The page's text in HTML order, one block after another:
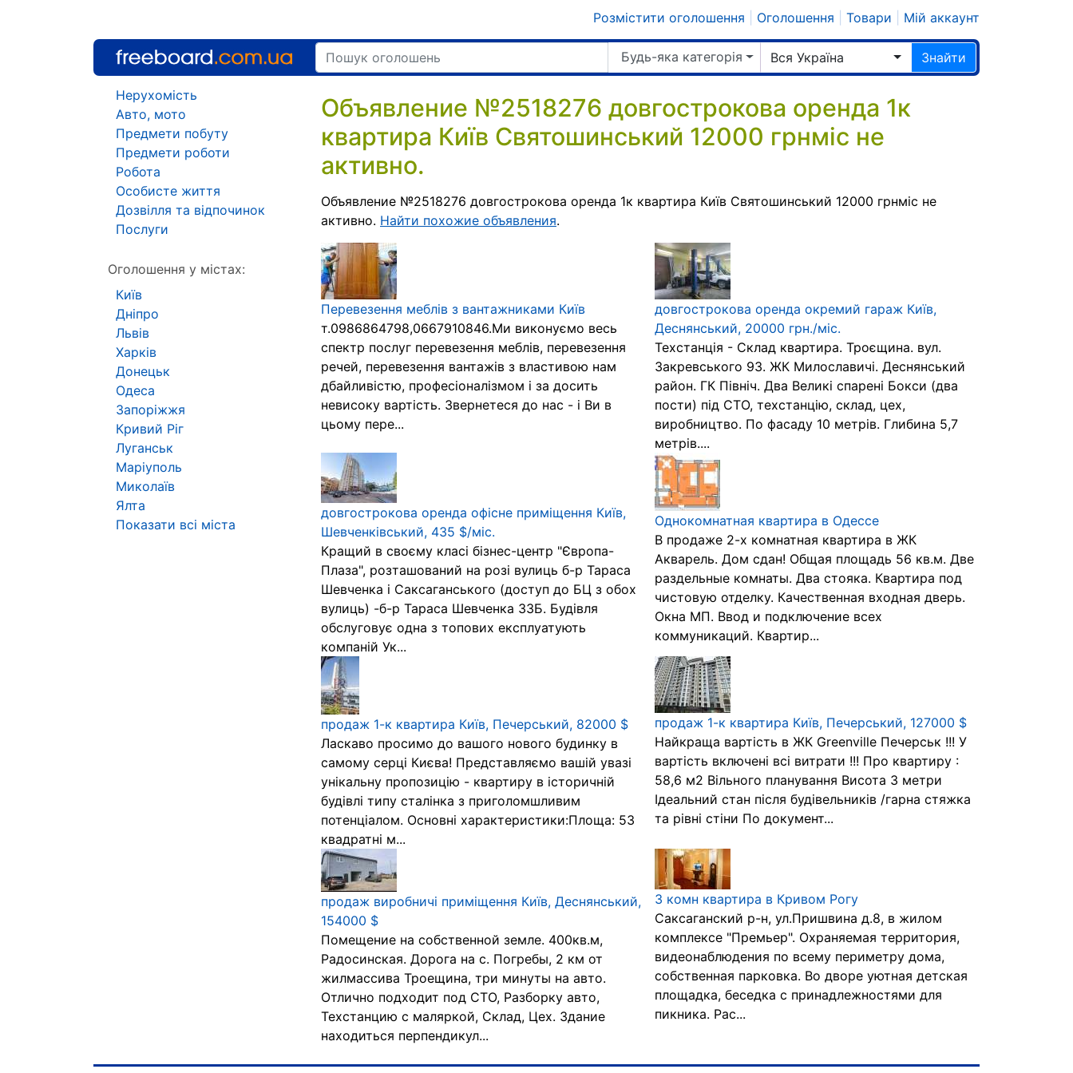
Розмістити оголошення Оголошення Товари Мій аккаунт
Будь-яка категорія Вся Україна Знайти
Объявление №2518276 довгострокова оренда 1к
квартира Київ Святошинський 12000 грнміс не
активно.
Объявление №2518276 довгострокова оренда 1к квартира Київ Святошинський 12000 грнміс не
активно. Найти похожие объявления.
Перевезення меблів з вантажниками Київ
т.0986864798,0667910846.Ми виконуємо весь
спектр послуг перевезення меблів, перевезення
речей, перевезення вантажів з властивою нам
дбайливістю, професіоналізмом і за досить
невисоку вартість. Звернетеся до нас - і Ви в
цьому пере...
довгострокова оренда окремий гараж Київ,
Деснянський, 20000 грн./міс.
Техстанція - Склад квартира. Троєщина. вул.
Закревського 93. ЖК Милославичі. Деснянський
район. ГК Північ. Два Великі спарені Бокси (два
пости) під СТО, техстанцію, склад, цех,
виробництво. По фасаду 10 метрів. Глибина 5,7
метрів....
довгострокова оренда офісне приміщення Київ,
Шевченківський, 435 $/міс.
Кращий в своєму класі бізнес-центр "Європа-
Плаза", розташований на розі вулиць б-р Тараса
Шевченка і Саксаганського (доступ до БЦ з обох
вулиць) -б-р Тараса Шевченка 33Б. Будівля
обслуговує одна з топових експлуатують
компаній Ук...
Однокомнатная квартира в Одессе
В продаже 2-х комнатная квартира в ЖК
Акварель. Дом сдан! Общая площадь 56 кв.м. Две
раздельные комнаты. Два стояка. Квартира под
чистовую отделку. Качественная входная дверь.
Окна МП. Ввод и подключение всех
коммуникаций. Квартир...
продаж 1-к квартира Київ, Печерський, 82000 $
Ласкаво просимо до вашого нового будинку в
самому серці Києва! Представляємо вашій увазі
унікальну пропозицію - квартиру в історичній
будівлі типу сталінка з приголомшливим
потенціалом. Основні характеристики:Площа: 53
квадратні м...
продаж 1-к квартира Київ, Печерський, 127000 $
Найкраща вартість в ЖК Greenville Печерськ !!! У
вартість включені всі витрати !!! Про квартиру :
58,6 м2 Вільного планування Висота 3 метри
Ідеальний стан після будівельників /гарна стяжка
та рівні стіни По документ...
продаж виробничі приміщення Київ, Деснянський,
154000 $
Помещение на собственной земле. 400кв.м,
Радосинская. Дорога на с. Погребы, 2 км от
жилмассива Троещина, три минуты на авто.
Отлично подходит под СТО, Разборку авто,
Техстанцию с маляркой, Склад, Цех. Здание
находиться перпендикул...
3 комн квартира в Кривом Рогу
Саксаганский р-н, ул.Пришвина д.8, в жилом
комплексе "Премьер". Охраняемая территория,
видеонаблюдения по всему периметру дома,
собственная парковка. Во дворе уютная детская
площадка, беседка с принадлежностями для
пикника. Рас...
Нерухомість
Авто, мото
Предмети побуту
Предмети роботи
Робота
Особисте життя
Дозвілля та відпочинок
Послуги
Оголошення у містах:
Київ
Дніпро
Львів
Харків
Донецьк
Одеса
Запоріжжя
Кривий Ріг
Луганськ
Маріуполь
Миколаїв
Ялта
Показати всі міста